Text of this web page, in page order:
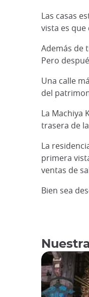
Las casas
vista es
Además de
Pero
Una calle
del
La Machiya
trasera de
La
primera
ventas de
Bien sea